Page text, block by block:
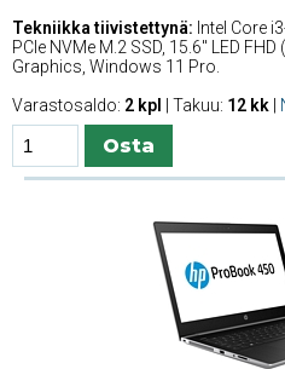
Tekniikka tiivistettynä: Intel Core
PCIe NVMe M.2 SSD, 15.6'' LED
Graphics, Windows 11 Pro.
Varastosaldo: 2 kpl | Takuu: 12 kk